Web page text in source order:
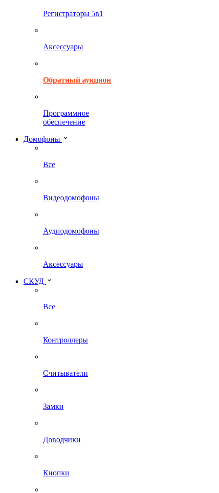
Регистраторы 5в1
Аксессуары
Обратный аукцион
Программное
обеспечение
Домофоны
Все
Видеодомофоны
Аудиодомофоны
Аксессуары
СКУД
Все
Контроллеры
Считыватели
Замки
Доводчики
Кнопки